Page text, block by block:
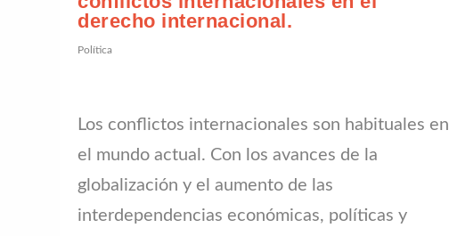
derecho internacional.
Política
Los conflictos internacionales son habituales en
el mundo actual. Con los avances de la
globalización y el aumento de las
interdependencias económicas, políticas y